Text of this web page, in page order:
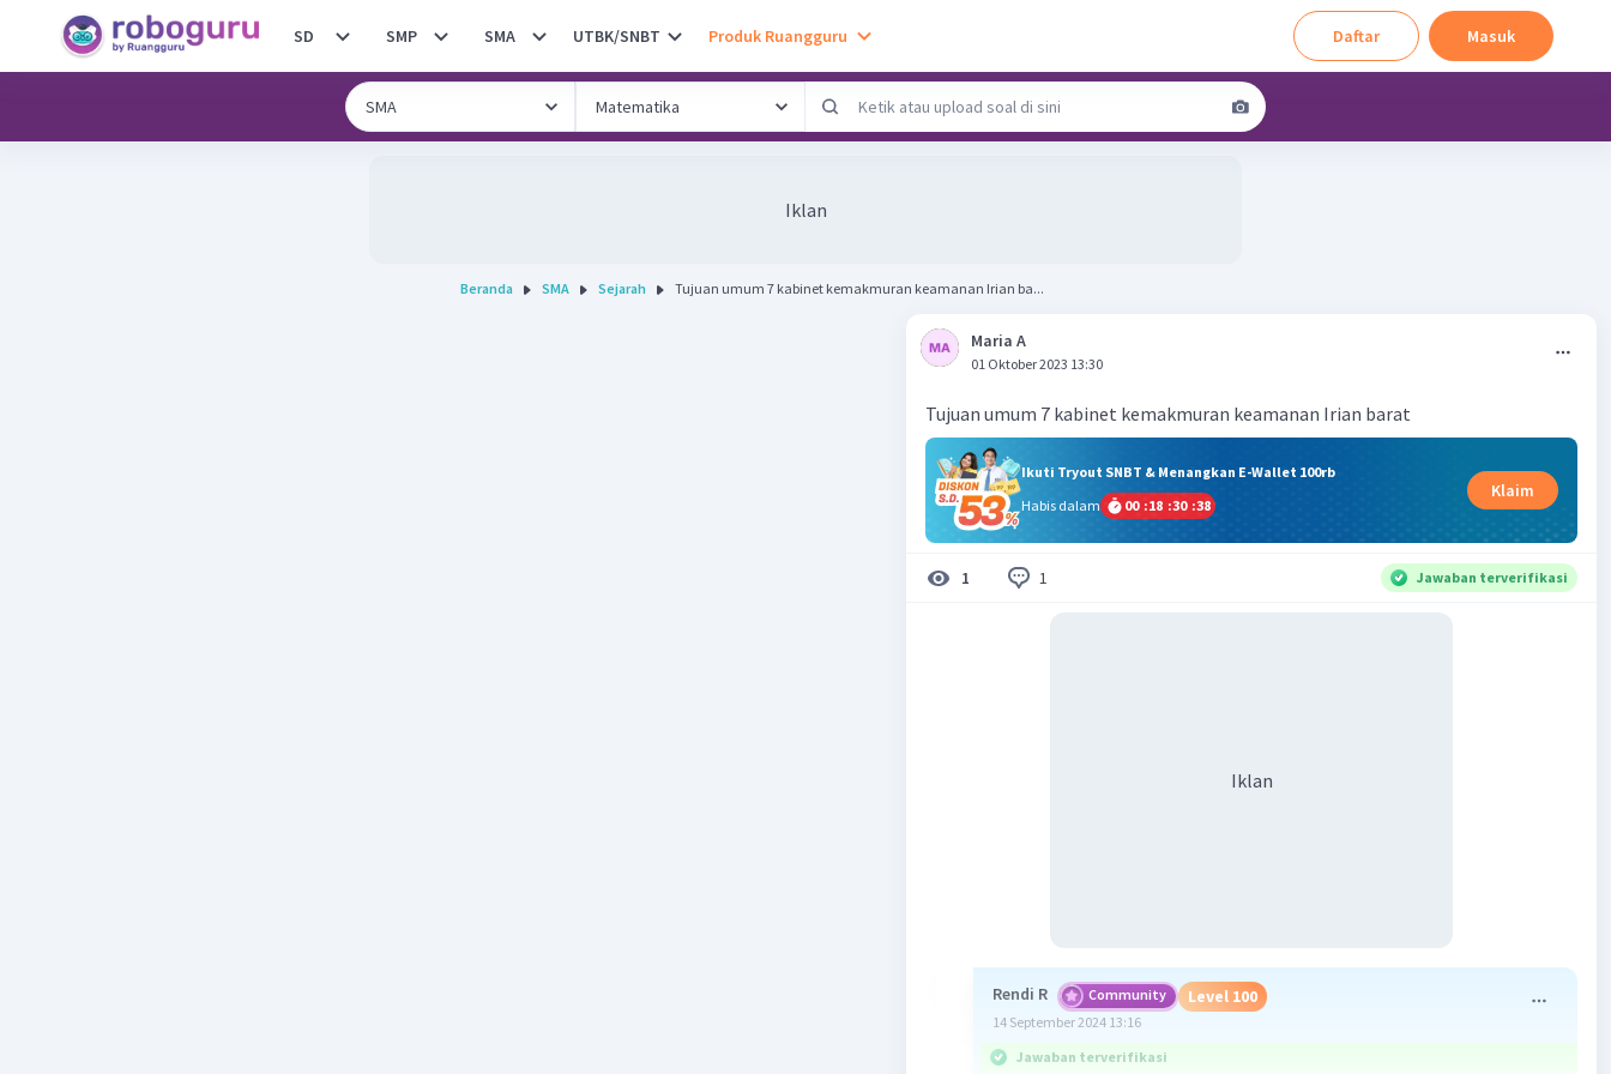
SD SMP SMA UTBK/SNBT Produk Ruangguru Daftar Masuk
Iklan
Beranda SMA Sejarah Tujuan umum 7 kabinet kemakmuran keamanan Irian ba...
Maria A
01 Oktober 2023 13:30
Tujuan umum 7 kabinet kemakmuran keamanan Irian barat
Ikuti Tryout SNBT & Menangkan E-Wallet 100rb
Habis dalam
00 :18 :30 :38
Klaim
1 1 Jawaban terverifikasi
Iklan
Rendi R Community Level 100
14 September 2024 13:16
Jawaban terverifikasi